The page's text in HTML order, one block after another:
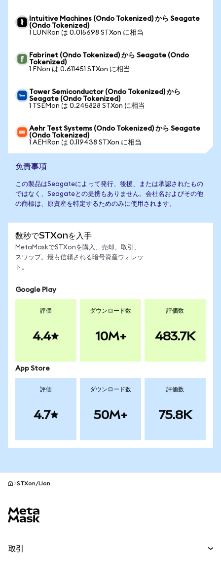
Intuitive Machines (Ondo Tokenized) から Seagate
(Ondo Tokenized)
1 LUNRon は 0.015698 STXon に相当
Fabrinet (Ondo Tokenized) から Seagate (Ondo
Tokenized)
1 FNon は 0.611451 STXon に相当
Tower Semiconductor (Ondo Tokenized) から
Seagate (Ondo Tokenized)
1 TSEMon は 0.245828 STXon に相当
Aehr Test Systems (Ondo Tokenized) から Seagate
(Ondo Tokenized)
1 AEHRon は 0.119438 STXon に相当
免責事項
この製品はSeagateによって発行、後援、または承認されたもの
ではなく、Seagateとの提携もありません。会社名およびその他
の商標は、原資産を特定するためのみに使用されます。
数秒でSTXonを入手
MetaMaskでSTXonを購入、売却、取引、
スワップ。最も信頼される暗号資産ウォレッ
ト。
Google Play
評価
4.4
ダウンロード数
10M+
評価数
483.7K
App Store
評価
4.7
ダウンロード数
50M+
評価数
75.8K
STXon/LIon
取引